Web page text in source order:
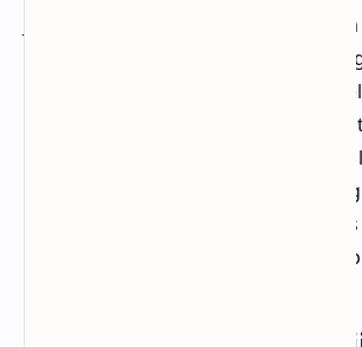
JPG atau PNG. Di Blogger sendiri,
bisa kamu aktifkan buat menyajikan
bentuk WebP secara otomatis.
bloggermuda akan ngebahas
penyajian gambar WebP yang
perhatian, padahal efeknya cukup
kecepatan blog kamu. Yuk kita
dengan gaya bahasa santai tapi